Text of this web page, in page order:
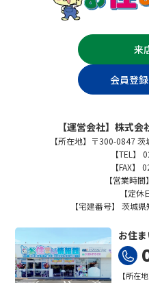
来
会員登
【運営会社】株式
【所在地】〒300-0847
【TEL】
【FAX】
【営業時
【定
【宅建番号】 茨城
お住
【所在